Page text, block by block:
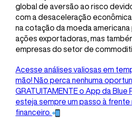
global de aversão ao risco
com a desaceleração econômica
na cotação da moeda americana
ações exportadoras, mas
empresas do setor de
Acesse análises valiosas em
mão! Não perca nenhuma
GRATUITAMENTE o App da Blue
esteja sempre um passo à frente
financeiro.